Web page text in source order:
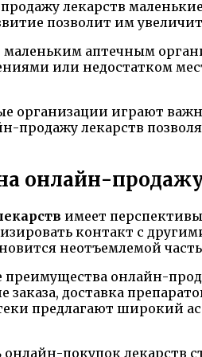
лекарств
позволит им
аптечным
или недостатком
организации играют
продажу лекарств
онлайн-
имеет
контакт с
неотъемлемой
преимущества онлайн-
доставка
предлагают широкий
онлайн-покупок лекарств